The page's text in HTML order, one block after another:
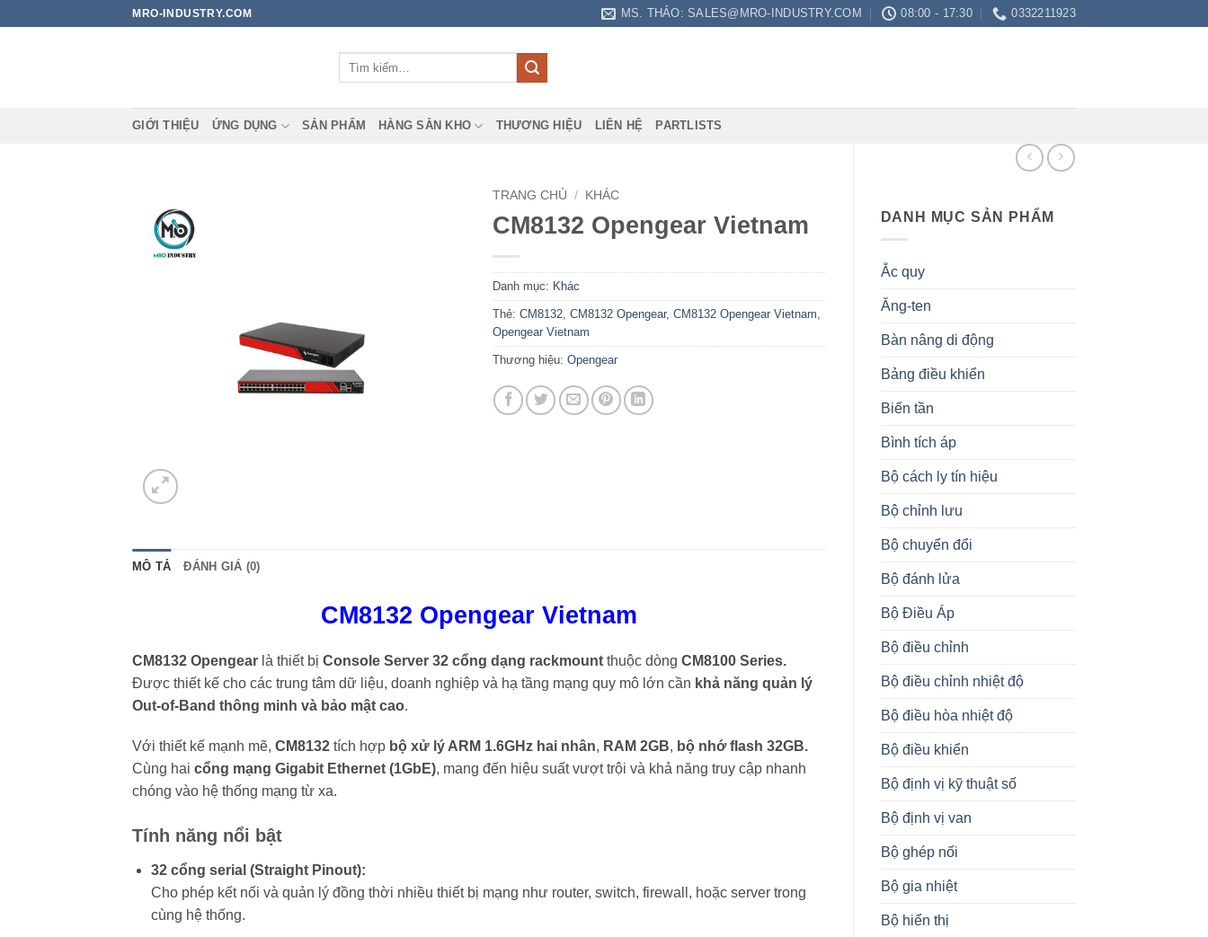
MRO-INDUSTRY.COM MS. THẢO: SALES@MRO-INDUSTRY.COM 08:00 - 17:30 0332211923
GIỚI THIỆU ỨNG DỤNG SẢN PHẨM HÀNG SẴN KHO THƯƠNG HIỆU LIÊN HỆ PARTLISTS
DANH MỤC SẢN PHẨM
Ắc quy
Ăng-ten
Bàn nâng di động
Bảng điều khiển
Biến tần
Bình tích áp
Bộ cách ly tín hiệu
Bộ chỉnh lưu
Bộ chuyển đổi
Bộ đánh lửa
Bộ Điều Áp
Bộ điều chỉnh
Bộ điều chỉnh nhiệt độ
Bộ điều hòa nhiệt độ
Bộ điều khiển
Bộ định vị kỹ thuật số
Bộ định vị van
Bộ ghép nối
Bộ gia nhiệt
Bộ hiển thị
TRANG CHỦ / KHÁC
CM8132 Opengear Vietnam
Danh mục: Khác
Thẻ: CM8132, CM8132 Opengear, CM8132 Opengear Vietnam
Opengear Vietnam
Thương hiệu: Opengear
MÔ TẢ ĐÁNH GIÁ (0)
CM8132 Opengear Vietnam
CM8132 Opengear là thiết bị Console Server 32 cổng dạng rackmount thuộc dòng CM8100 Series.
Được thiết kế cho các trung tâm dữ liệu, doanh nghiệp và hạ tầng mạng quy mô lớn cần khả năng quản lý
Out-of-Band thông minh và bảo mật cao.
Với thiết kế mạnh mẽ, CM8132 tích hợp bộ xử lý ARM 1.6GHz hai nhân, RAM 2GB, bộ nhớ flash 32GB.
Cùng hai cổng mạng Gigabit Ethernet (1GbE), mang đến hiệu suất vượt trội và khả năng truy cập nhanh
chóng vào hệ thống mạng từ xa.
Tính năng nổi bật
32 cổng serial (Straight Pinout):
Cho phép kết nối và quản lý đồng thời nhiều thiết bị mạng như router, switch, firewall, hoặc server trong
cùng hệ thống.